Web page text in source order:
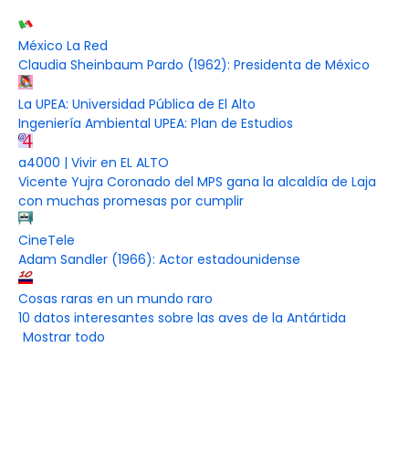
México La Red
Claudia Sheinbaum Pardo (1962): Presidenta de México
La UPEA: Universidad Pública de El Alto
Ingeniería Ambiental UPEA: Plan de Estudios
a4000 | Vivir en EL ALTO
Vicente Yujra Coronado del MPS gana la alcaldía de Laja
con muchas promesas por cumplir
CineTele
Adam Sandler (1966): Actor estadounidense
Cosas raras en un mundo raro
10 datos interesantes sobre las aves de la Antártida
Mostrar todo